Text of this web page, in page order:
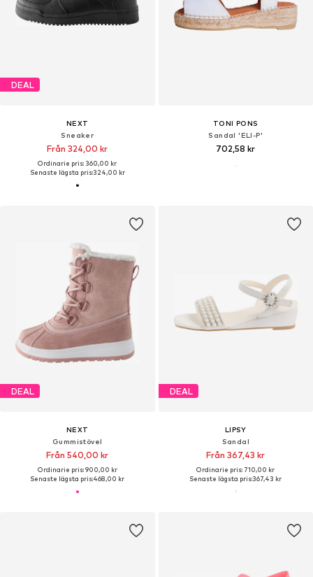
DEAL
NEXT
Sneaker
Från 324,00 kr
Ordinarie pris: 360,00 kr
Senaste lägsta pris:324,00 kr
TONI PONS
Sandal 'ELI-P'
702,58 kr
DEAL
NEXT
Gummistövel
Från 540,00 kr
Ordinarie pris: 900,00 kr
Senaste lägsta pris:468,00 kr
DEAL
LIPSY
Sandal
Från 367,43 kr
Ordinarie pris: 710,00 kr
Senaste lägsta pris:367,43 kr